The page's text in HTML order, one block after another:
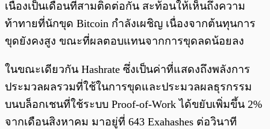
เนื่องเป็นเดือนที่สามติดต่อกัน สะท้อนให้เห็นถึงความ
ท้าทายที่นักขุด Bitcoin กำลังเผชิญ เนื่องจากต้นทุนการ
ขุดยังคงสูง ขณะที่ผลตอบแทนจากการขุดลดน้อยลง
ในขณะเดียวกัน Hashrate ซึ่งเป็นค่าที่แสดงถึงพลังการ
ประมวลผลรวมที่ใช้ในการขุดและประมวลผลธุรกรรม
บนบล็อกเชนที่ใช้ระบบ Proof-of-Work ได้ขยับเพิ่มขึ้น 2%
จากเดือนสิงหาคม มาอยู่ที่ 643 Exahashes ต่อวินาที